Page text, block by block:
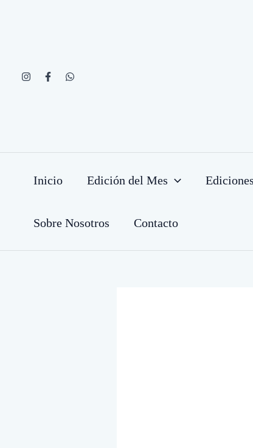
Inicio Edición del Mes
Sobre Nosotros Contacto